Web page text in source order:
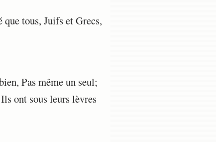
tous, Juifs et Grecs,
Pas même un seul;
ont sous leurs lèvres